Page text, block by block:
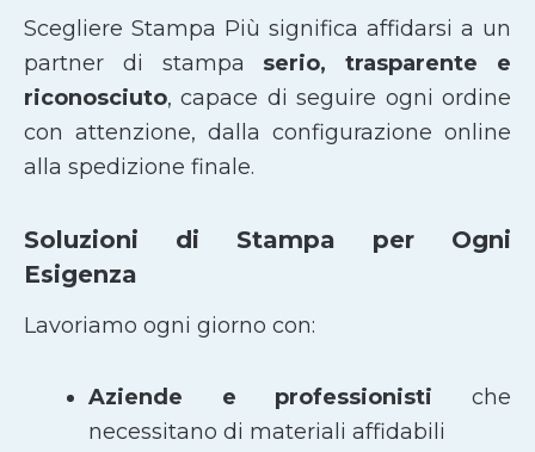
Scegliere Stampa Più significa affidarsi a un
partner di stampa serio, trasparente e
riconosciuto, capace di seguire ogni ordine
con attenzione, dalla configurazione online
alla spedizione finale.
Soluzioni di Stampa per Ogni
Esigenza
Lavoriamo ogni giorno con:
Aziende e professionisti che
necessitano di materiali affidabili